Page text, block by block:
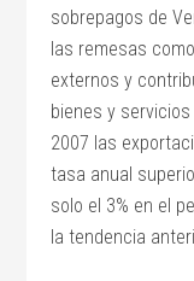
sobrepagos de
las remesas
externos y
bienes y
2007 las
tasa anual
solo el 3% en el
la tendencia